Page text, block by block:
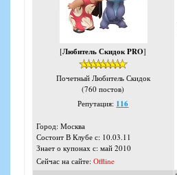
[Любитель Скидок PRO]
Почетный Любитель Скидок
(760 постов)
Репутация: 116
Город: Москва
Состоит В Клубе с: 10.03.11
Знает о купонах с: май 2010
Сейчас на сайте: Offline